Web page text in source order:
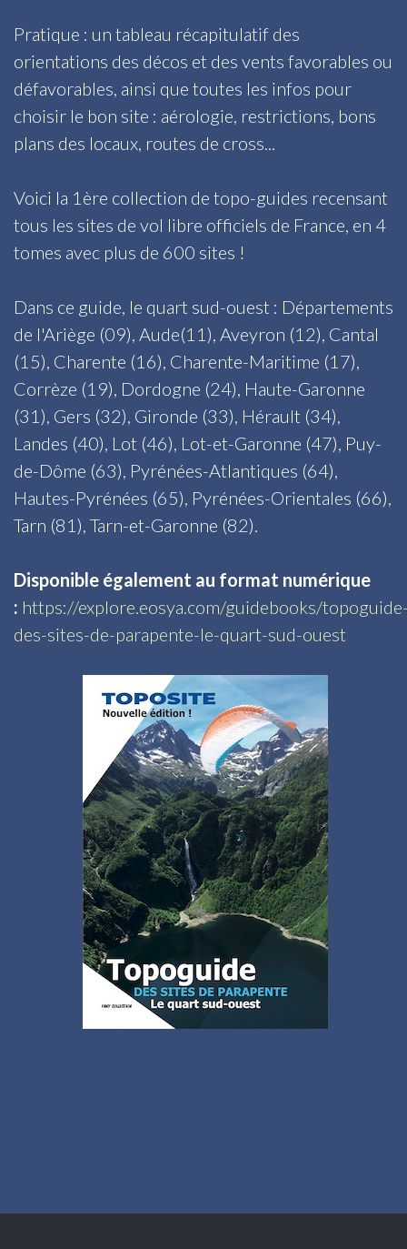
Pratique : un tableau récapitulatif des
orientations des décos et des vents favorables ou
défavorables, ainsi que toutes les infos pour
choisir le bon site : aérologie, restrictions, bons
plans des locaux, routes de cross...
Voici la 1ère collection de topo-guides recensant
tous les sites de vol libre officiels de France, en 4
tomes avec plus de 600 sites !
Dans ce guide, le quart sud-ouest : Départements
de l'Ariège (09), Aude(11), Aveyron (12), Cantal
(15), Charente (16), Charente-Maritime (17),
Corrèze (19), Dordogne (24), Haute-Garonne
(31), Gers (32), Gironde (33), Hérault (34),
Landes (40), Lot (46), Lot-et-Garonne (47), Puy-
de-Dôme (63), Pyrénées-Atlantiques (64),
Hautes-Pyrénées (65), Pyrénées-Orientales (66),
Tarn (81), Tarn-et-Garonne (82).
Disponible également au format numérique
: https://explore.eosya.com/guidebooks/
des-sites-de-parapente-le-quart-sud-ouest